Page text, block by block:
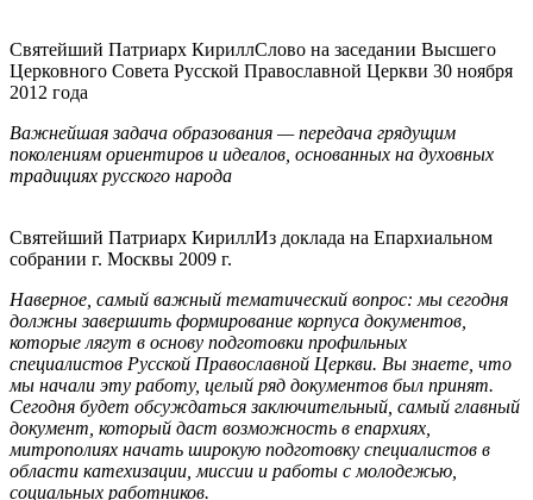
Святейший Патриарх КириллСлово на заседании Высшего
Церковного Совета Русской Православной Церкви 30 ноября
2012 года
Важнейшая задача образования — передача грядущим
поколениям ориентиров и идеалов, основанных на духовных
традициях русского народа
Святейший Патриарх КириллИз доклада на Епархиальном
собрании г. Москвы 2009 г.
Наверное, самый важный тематический вопрос: мы сегодня
должны завершить формирование корпуса документов,
которые лягут в основу подготовки профильных
специалистов Русской Православной Церкви. Вы знаете, что
мы начали эту работу, целый ряд документов был принят.
Сегодня будет обсуждаться заключительный, самый главный
документ, который даст возможность в епархиях,
митрополиях начать широкую подготовку специалистов в
области катехизации, миссии и работы с молодежью,
социальных работников.